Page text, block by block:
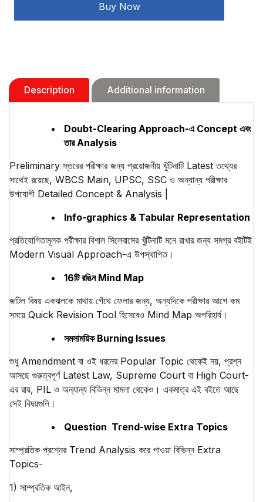
Buy Now
Description Additional information
Doubt-Clearing Approach-এ Concept এবং
তার Analysis
Preliminary স্তরের পরীক্ষার জন্য প্রয়োজনীয় খুঁটিনাটি Latest তথ্যের
সাথেই রয়েছে, WBCS Main, UPSC, SSC ও অন্যান্য পরীক্ষার
উপযোগী Detailed Concept & Analysis |
Info-graphics & Tabular Representation
প্রতিযোগিতামূলক পরীক্ষার বিশাল সিলেবাসের খুঁটিনাটি মনে রাখার জন্য সমগ্র বইটিই
Modern Visual Approach-এ উপস্থাপিত।
16টি রঙিন Mind Map
জটিল বিষয় একঝলকে মাথায় গেঁথে ফেলার জন্য, অন্যদিকে পরীক্ষার আগে কম
সময়ে Quick Revision Tool হিসেবেও Mind Map অপরিহার্য।
সমসাময়িক Burning Issues
শুধু Amendment বা ওই ধরনের Popular Topic থেকেই নয়, প্রশ্ন
আসছে গুরুত্বপূর্ণ Latest Law, Supreme Court বা High Court-
এর রায়, PIL ও অন্যান্য বিভিন্ন মামলা থেকেও। একমাত্র এই বইতে আছে
সেই বিষয়গুলি।
Question Trend-wise Extra Topics
সাম্প্রতিক প্রশ্নের Trend Analysis করে পাওয়া বিভিন্ন Extra
Topics-
1) সাম্প্রতিক আইন,